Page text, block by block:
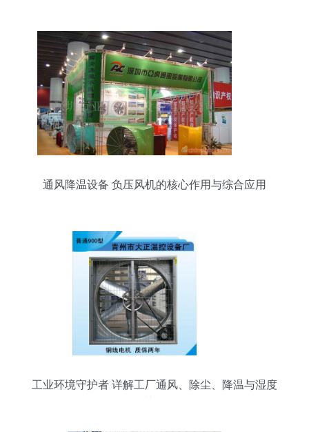
通风降温设备 负压风机的核心作用与综合应用
工业环境守护者 详解工厂通风、除尘、降温与湿度